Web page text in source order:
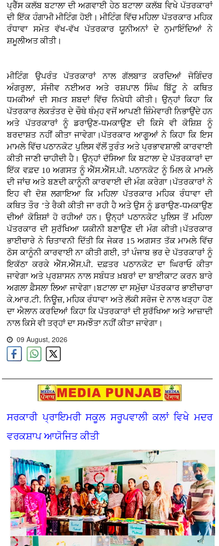
ਪ੍ਰੈੱਸ ਕਲੱਬ ਬਟਾਲਾ ਦੀ ਅਗਵਾਈ ਹੇਠ ਬਟਾਲਾ ਕਲੱਬ ਵਿਖੇ ਪੱਤਰਕਾਰਾਂ
ਦੀ ਇੱਕ ਹੰਗਾਮੀ ਮੀਟਿੰਗ ਹੋਈ। ਮੀਟਿੰਗ ਵਿੱਚ ਮਹਿਲਾ ਪੱਤਰਕਾਰ ਮਹਿਕ
ਰੰਧਾਵਾ ਸਮੇਤ ਵੱਖ-ਵੱਖ ਪੱਤਰਕਾਰ ਯੂਨੀਅਨਾਂ ਦੇ ਨੁਮਾਇੰਦਿਆਂ ਨੇ
ਸ਼ਮੂਲੀਅਤ ਕੀਤੀ।
ਮੀਟਿੰਗ ਉਪਰੰਤ ਪੱਤਰਕਾਰਾਂ ਨਾਲ ਗੱਲਬਾਤ ਕਰਦਿਆਂ ਜੋਗਿੰਦਰ
ਅੰਗਰੁਲਾ, ਸੰਜੀਵ ਨਈਅਰ ਅਤੇ ਰਸ਼ਪਾਲ ਸਿੰਘ ਬਿੱਟੂ ਨੇ ਕਥਿਤ
ਧਮਕੀਆਂ ਦੀ ਸਖ਼ਤ ਸ਼ਬਦਾਂ ਵਿੱਚ ਨਿਖੇਧੀ ਕੀਤੀ। ਉਨ੍ਹਾਂ ਕਿਹਾ ਕਿ
ਪੱਤਰਕਾਰ ਲੋਕਤੰਤਰ ਦੇ ਚੌਥੇ ਥੰਮ੍ਹ ਵਜੋਂ ਆਪਣੀ ਜ਼ਿੰਮੇਵਾਰੀ ਨਿਭਾਉਂਦੇ ਹਨ
ਅਤੇ ਪੱਤਰਕਾਰਾਂ ਨੂੰ ਡਰਾਉਣ-ਧਮਕਾਉਣ ਦੀ ਕਿਸੇ ਵੀ ਕੋਸ਼ਿਸ਼ ਨੂੰ
ਬਰਦਾਸ਼ਤ ਨਹੀਂ ਕੀਤਾ ਜਾਵੇਗਾ।ਪੱਤਰਕਾਰ ਆਗੂਆਂ ਨੇ ਕਿਹਾ ਕਿ ਇਸ
ਮਾਮਲੇ ਵਿੱਚ ਪਠਾਨਕੋਟ ਪੁਲਿਸ ਵੱਲੋਂ ਤੁਰੰਤ ਅਤੇ ਪ੍ਰਭਾਵਸ਼ਾਲੀ ਕਾਰਵਾਈ
ਕੀਤੀ ਜਾਣੀ ਚਾਹੀਦੀ ਹੈ। ਉਨ੍ਹਾਂ ਦੱਸਿਆ ਕਿ ਬਟਾਲਾ ਦੇ ਪੱਤਰਕਾਰਾਂ ਦਾ
ਇੱਕ ਵਫ਼ਦ 10 ਅਗਸਤ ਨੂੰ ਐੱਸ.ਐੱਸ.ਪੀ. ਪਠਾਨਕੋਟ ਨੂੰ ਮਿਲ ਕੇ ਮਾਮਲੇ
ਦੀ ਜਾਂਚ ਅਤੇ ਬਣਦੀ ਕਾਨੂੰਨੀ ਕਾਰਵਾਈ ਦੀ ਮੰਗ ਕਰੇਗਾ।ਪੱਤਰਕਾਰਾਂ ਨੇ
ਇਹ ਵੀ ਦੋਸ਼ ਲਗਾਇਆ ਕਿ ਮਹਿਲਾ ਪੱਤਰਕਾਰ ਮਹਿਕ ਰੰਧਾਵਾ ਦੀ
ਕਥਿਤ ਤੌਰ ’ਤੇ ਰੈਕੀ ਕੀਤੀ ਜਾ ਰਹੀ ਹੈ ਅਤੇ ਉਸ ਨੂੰ ਡਰਾਉਣ-ਧਮਕਾਉਣ
ਦੀਆਂ ਕੋਸ਼ਿਸ਼ਾਂ ਹੋ ਰਹੀਆਂ ਹਨ। ਉਨ੍ਹਾਂ ਪਠਾਨਕੋਟ ਪੁਲਿਸ ਤੋਂ ਮਹਿਲਾ
ਪੱਤਰਕਾਰ ਦੀ ਸੁਰੱਖਿਆ ਯਕੀਨੀ ਬਣਾਉਣ ਦੀ ਮੰਗ ਕੀਤੀ।ਪੱਤਰਕਾਰ
ਭਾਈਚਾਰੇ ਨੇ ਚਿਤਾਵਨੀ ਦਿੱਤੀ ਕਿ ਜੇਕਰ 15 ਅਗਸਤ ਤੱਕ ਮਾਮਲੇ ਵਿੱਚ
ਠੋਸ ਕਾਨੂੰਨੀ ਕਾਰਵਾਈ ਨਾ ਕੀਤੀ ਗਈ, ਤਾਂ ਪੰਜਾਬ ਭਰ ਦੇ ਪੱਤਰਕਾਰਾਂ ਨੂੰ
ਇਕੱਠਾ ਕਰਕੇ ਐੱਸ.ਐੱਸ.ਪੀ. ਦਫ਼ਤਰ ਪਠਾਨਕੋਟ ਦਾ ਘਿਰਾਓ ਕੀਤਾ
ਜਾਵੇਗਾ ਅਤੇ ਪ੍ਰਸ਼ਾਸਨ ਨਾਲ ਸਬੰਧਤ ਖ਼ਬਰਾਂ ਦਾ ਬਾਈਕਾਟ ਕਰਨ ਬਾਰੇ
ਅਗਲਾ ਫ਼ੈਸਲਾ ਲਿਆ ਜਾਵੇਗਾ।ਬਟਾਲਾ ਦਾ ਸਮੁੱਚਾ ਪੱਤਰਕਾਰ ਭਾਈਚਾਰਾ
ਕੇ.ਆਰ.ਟੀ. ਨਿਊਜ਼, ਮਹਿਕ ਰੰਧਾਵਾ ਅਤੇ ਲੱਕੀ ਸਰੋਜ ਦੇ ਨਾਲ ਖੜ੍ਹਾ ਹੋਣ
ਦਾ ਐਲਾਨ ਕਰਦਿਆਂ ਕਿਹਾ ਕਿ ਪੱਤਰਕਾਰਾਂ ਦੀ ਸੁਰੱਖਿਆ ਅਤੇ ਆਜ਼ਾਦੀ
ਨਾਲ ਕਿਸੇ ਵੀ ਤਰ੍ਹਾਂ ਦਾ ਸਮਝੌਤਾ ਨਹੀਂ ਕੀਤਾ ਜਾਵੇਗਾ।
09 August, 2026
ਸਰਕਾਰੀ ਪ੍ਰਾਇਮਰੀ ਸਕੂਲ ਸਰੂਪਵਾਲੀ ਕਲਾਂ ਵਿਖੇ ਮਦਰ
ਵਰਕਸ਼ਾਪ ਆਯੋਜਿਤ ਕੀਤੀ